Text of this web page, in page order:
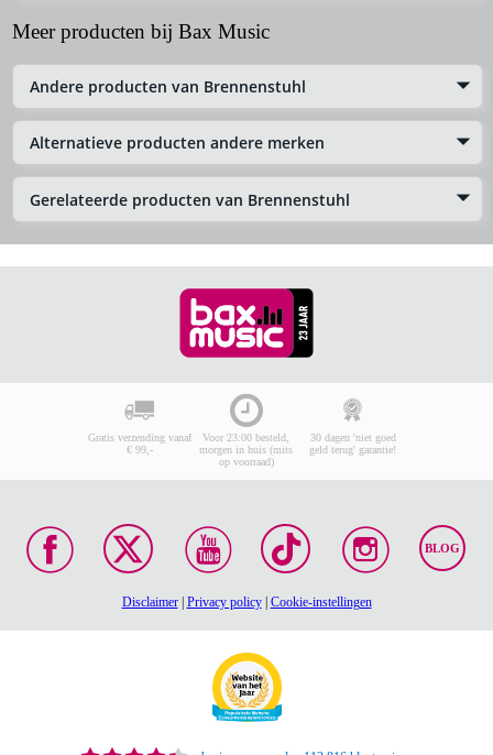
Meer producten bij Bax Music
Andere producten van Brennenstuhl
Alternatieve producten andere merken
Gerelateerde producten van Brennenstuhl
Gratis verzending vanaf
€ 99,-
Voor 23:00 besteld,
morgen in huis (mits
op voorraad)
30 dagen 'niet goed
geld terug' garantie!
BLOG
Disclaimer| Privacy policy| Cookie-instellingen